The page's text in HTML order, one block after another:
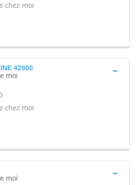
chez moi
42800
moi
chez moi
moi